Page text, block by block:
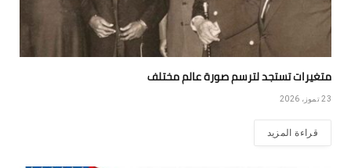
متغيرات تستجد لترسم صورة عالم مختلف
23 تموز، 2026
قراءة المزيد